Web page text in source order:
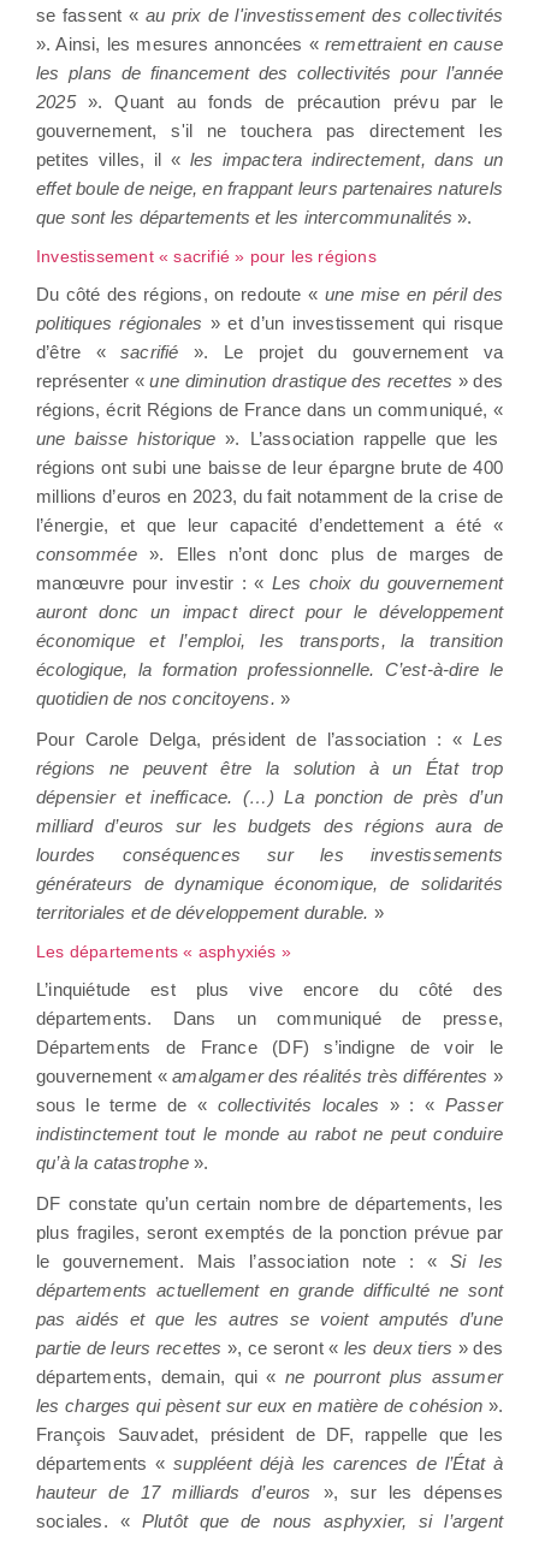
se fassent « au prix de l'investissement des collectivités
». Ainsi, les mesures annoncées «remettraient en cause
les plans de financement des collectivités pour l’année
2025». Quant au fonds de précaution prévu par le
gouvernement, s'il ne touchera pas directement les
petites villes, il « les impactera indirectement, dans un
effet boule de neige, en frappant leurs partenaires naturels
que sont les départements et les intercommunalités ».
Investissement « sacrifié » pour les régions
Du côté des régions, on redoute « une mise en péril des
politiques régionales » et d’un investissement qui risque
d’être «sacrifié ». Le projet du gouvernement va
représenter «une diminution drastique des recettes » des
régions, écrit Régions de France dans un communiqué, «
une baisse historique». L’association rappelle que les
régions ont subi une baisse de leur épargne brute de 400
millions d’euros en 2023, du fait notamment de la crise de
l’énergie, et que leur capacité d’endettement a été «
consommée». Elles n’ont donc plus de marges de
manœuvre pour investir : « Les choix du gouvernement
auront donc un impact direct pour le développement
économique et l’emploi, les transports, la transition
écologique, la formation professionnelle. C’est-à-dire le
quotidien de nos concitoyens. »
Pour Carole Delga, président de l’association : « Les
régions ne peuvent être la solution à un État trop
dépensier et inefficace. (…) La ponction de près d’un
milliard d’euros sur les budgets des régions aura de
lourdes conséquences sur les investissements
générateurs de dynamique économique, de solidarités
territoriales et de développement durable. »
Les départements « asphyxiés »
L’inquiétude est plus vive encore du côté des
départements. Dans un communiqué de presse,
Départements de France (DF) s’indigne de voir le
gouvernement «amalgamer des réalités très différentes »
sous le terme de « collectivités locales » : « Passer
indistinctement tout le monde au rabot ne peut conduire
qu’à la catastrophe».
DF constate qu’un certain nombre de départements, les
plus fragiles, seront exemptés de la ponction prévue par
le gouvernement. Mais l’association note : « Si les
départements actuellement en grande difficulté ne sont
pas aidés et que les autres se voient amputés d’une
partie de leurs recettes », ce seront « les deux tiers » des
départements, demain, qui « ne pourront plus assumer
les charges qui pèsent sur eux en matière de cohésion ».
François Sauvadet, président de DF, rappelle que les
départements «suppléent déjà les carences de l’État à
hauteur de 17 milliards d’euros », sur les dépenses
sociales. «Plutôt que de nous asphyxier, si l’argent